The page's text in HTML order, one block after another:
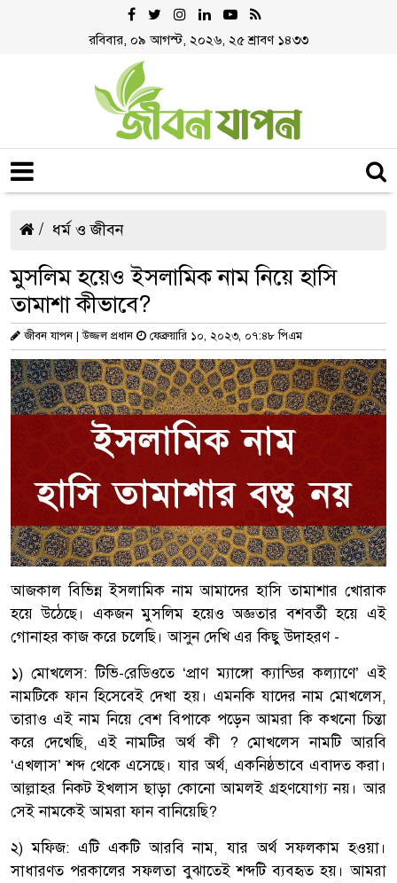
রবিবার, ০৯ আগস্ট, ২০২৬, ২৫ শ্রাবণ ১৪৩৩
ধর্ম ও জীবন
মুসলিম হয়েও ইসলামিক নাম নিয়ে হাসি
তামাশা কীভাবে?
জীবন যাপন | উজ্জল প্রধান ফেব্রুয়ারি ১০, ২০২৩, ০৭:৪৮ পিএম
আজকাল বিভিন্ন ইসলামিক নাম আমাদের হাসি তামাশার খোরাক
হয়ে উঠেছে। একজন মুসলিম হয়েও অজ্ঞতার বশবর্তী হয়ে এই
গোনাহর কাজ করে চলেছি। আসুন দেখি এর কিছু উদাহরণ -
১) মোখলেস: টিভি-রেডিওতে ‘প্রাণ ম্যাঙ্গো ক্যান্ডির কল্যাণে’ এই
নামটিকে ফান হিসেবেই দেখা হয়। এমনকি যাদের নাম মোখলেস,
তারাও এই নাম নিয়ে বেশ বিপাকে পড়েন আমরা কি কখনো চিন্তা
করে দেখেছি, এই নামটির অর্থ কী ? মোখলেস নামটি আরবি
‘এখলাস’ শব্দ থেকে এসেছে। যার অর্থ, একনিষ্ঠভাবে এবাদত করা।
আল্লাহর নিকট ইখলাস ছাড়া কোনো আমলই গ্রহণযোগ্য নয়। আর
সেই নামকেই আমরা ফান বানিয়েছি?
২) মফিজ: এটি একটি আরবি নাম, যার অর্থ সফলকাম হওয়া।
সাধারণত পরকালের সফলতা বুঝাতেই শব্দটি ব্যবহৃত হয়। আমরা